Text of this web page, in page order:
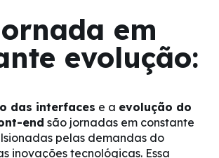
em
evolução:
das interfaces e a evolução do
end são jornadas em constante
pelas demandas do
inovações tecnológicas. Essa